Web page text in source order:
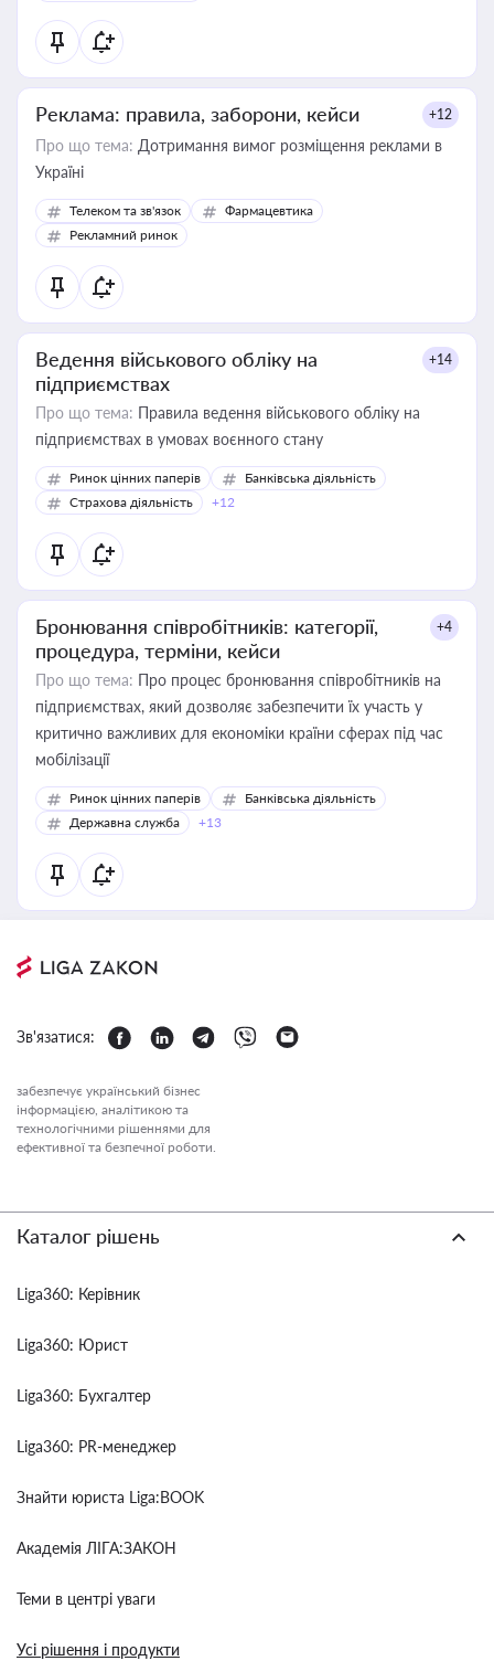
Реклама: правила, заборони, кейси +12
Про що тема: Дотримання вимог розміщення реклами в
Україні
Телеком та зв'язок
Фармацевтика
Рекламний ринок
Ведення військового обліку на
підприємствах
+14
Про що тема: Правила ведення військового обліку на
підприємствах в умовах воєнного стану
Ринок цінних паперів
Банківська діяльність
Страхова діяльність
+12
Бронювання співробітників: категорії,
процедура, терміни, кейси
+4
Про що тема: Про процес бронювання співробітників на
підприємствах, який дозволяє забезпечити їх участь у
критично важливих для економіки країни сферах під час
мобілізації
Ринок цінних паперів
Банківська діяльність
Державна служба
+13
Зв'язатися:
забезпечує український бізнес
інформацією, аналітикою та
технологічними рішеннями для
ефективної та безпечної роботи.
Каталог рішень
Liga360: Керівник
Liga360: Юрист
Liga360: Бухгалтер
Liga360: PR-менеджер
Знайти юриста Liga:BOOK
Академія ЛІГА:ЗАКОН
Теми в центрі уваги
Усі рішення і продукти